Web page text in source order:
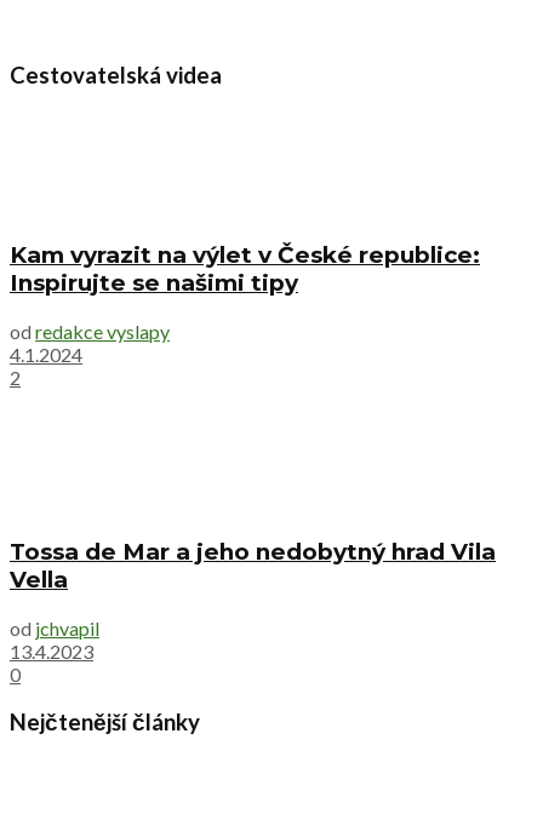
Cestovatelská videa
Kam vyrazit na výlet v České republice:
Inspirujte se našimi tipy
od redakce vyslapy
4.1.2024
2
Tossa de Mar a jeho nedobytný hrad Vila
Vella
od jchvapil
13.4.2023
0
Nejčtenější články